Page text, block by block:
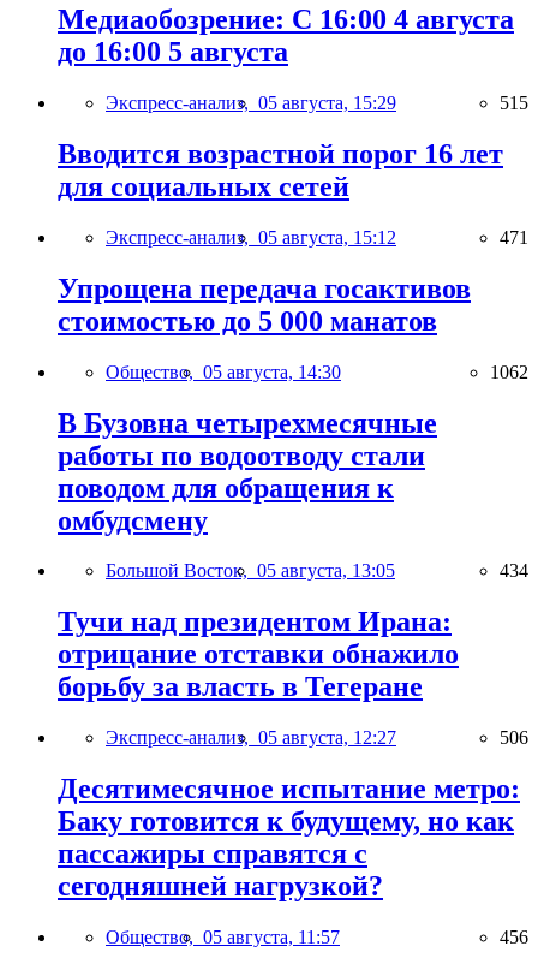
Медиаобозрение: С 16:00 4 августа
до 16:00 5 августа
Экспресс-анализ, 05 августа, 15:29 515
Вводится возрастной порог 16 лет
для социальных сетей
Экспресс-анализ, 05 августа, 15:12 471
Упрощена передача госактивов
стоимостью до 5 000 манатов
Общество, 05 августа, 14:30 1062
В Бузовна четырехмесячные
работы по водоотводу стали
поводом для обращения к
омбудсмену
Большой Восток, 05 августа, 13:05 434
Тучи над президентом Ирана:
отрицание отставки обнажило
борьбу за власть в Тегеране
Экспресс-анализ, 05 августа, 12:27 506
Десятимесячное испытание метро:
Баку готовится к будущему, но как
пассажиры справятся с
сегодняшней нагрузкой?
Общество, 05 августа, 11:57 456